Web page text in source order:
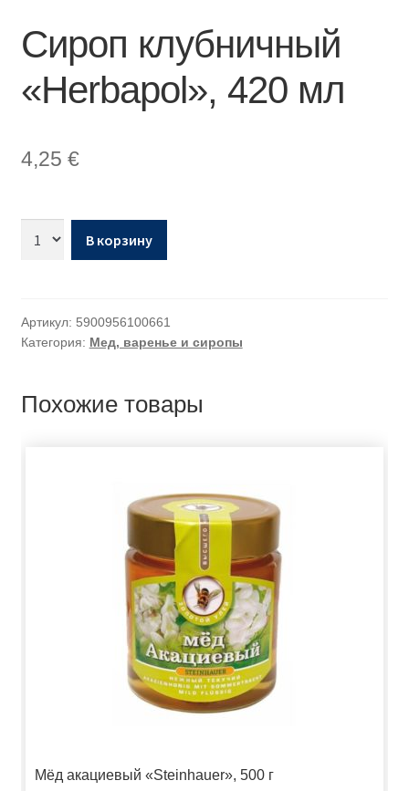
Сироп клубничный
«Herbapol», 420 мл
4,25 €
В корзину
Артикул: 5900956100661
Категория: Мед, варенье и сиропы
Похожие товары
Мёд акациевый «Steinhauer», 500 г